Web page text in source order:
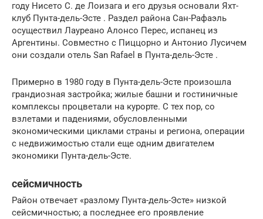
году Нисето С. де Лоизага и его друзья основали Яхт-
клуб Пунта-дель-Эсте . Раздел района Сан-Рафаэль
осуществил Лауреано Алонсо Перес, испанец из
Аргентины. Совместно с Пиццорно и Антонио Лусичем
они создали отель San Rafael в Пунта-дель-Эсте .
Примерно в 1980 году в Пунта-дель-Эсте произошла
грандиозная застройка; жилые башни и гостиничные
комплексы процветали на курорте. С тех пор, со
взлетами и падениями, обусловленными
экономическими циклами страны и региона, операции
с недвижимостью стали еще одним двигателем
экономики Пунта-дель-Эсте.
сейсмичность
Район отвечает «разлому Пунта-дель-Эсте» низкой
сейсмичностью; а последнее его проявление